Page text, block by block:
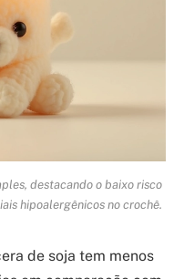
destacando o baixo risco
hipoalergênicos no crochê.
de soja tem menos